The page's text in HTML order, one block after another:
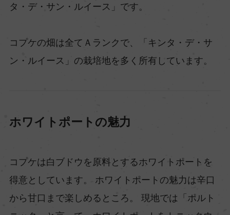
タ・デ・サン・ルイース」です。
コプケの畑は全てＡランクで、「キンタ・デ・サ
ン・ルイース」の栽培地を多く所有しています。
ホワイトポートの魅力
コプケは白ブドウを原料とするホワイトポートを
得意としています。 ホワイトポートの魅力は辛口
から甘口まで楽しめるところ。 現地では「ポルト